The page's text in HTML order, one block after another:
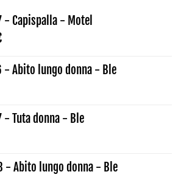
- Capispalla - Motel
- Abito lungo donna - Ble
- Tuta donna - Ble
- Abito lungo donna - Ble